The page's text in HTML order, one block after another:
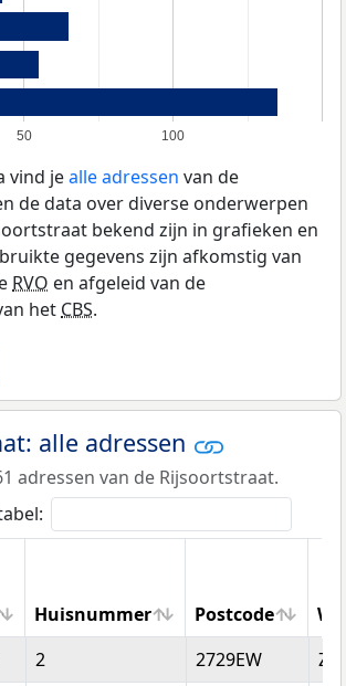
50 100
vind jealle adressen van de
de data over diverse onderwerpen
bekend zijn in grafieken en
gegevens zijn afkomstig van
RVO en afgeleid van de
hetCBS.
alle adressen
adressen van de Rijsoortstraat.
Huisnummer Postcode
Huisnummer Postcode
2 2729EW